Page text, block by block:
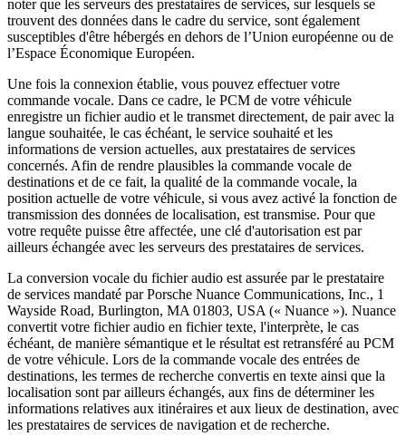
noter que les serveurs des prestataires de services, sur lesquels se
trouvent des données dans le cadre du service, sont également
susceptibles d'être hébergés en dehors de l’Union européenne ou de
l’Espace Économique Européen.
Une fois la connexion établie, vous pouvez effectuer votre
commande vocale. Dans ce cadre, le PCM de votre véhicule
enregistre un fichier audio et le transmet directement, de pair avec la
langue souhaitée, le cas échéant, le service souhaité et les
informations de version actuelles, aux prestataires de services
concernés. Afin de rendre plausibles la commande vocale de
destinations et de ce fait, la qualité de la commande vocale, la
position actuelle de votre véhicule, si vous avez activé la fonction de
transmission des données de localisation, est transmise. Pour que
votre requête puisse être affectée, une clé d'autorisation est par
ailleurs échangée avec les serveurs des prestataires de services.
La conversion vocale du fichier audio est assurée par le prestataire
de services mandaté par Porsche Nuance Communications, Inc., 1
Wayside Road, Burlington, MA 01803, USA (« Nuance »). Nuance
convertit votre fichier audio en fichier texte, l'interprète, le cas
échéant, de manière sémantique et le résultat est retransféré au PCM
de votre véhicule. Lors de la commande vocale des entrées de
destinations, les termes de recherche convertis en texte ainsi que la
localisation sont par ailleurs échangés, aux fins de déterminer les
informations relatives aux itinéraires et aux lieux de destination, avec
les prestataires de services de navigation et de recherche.